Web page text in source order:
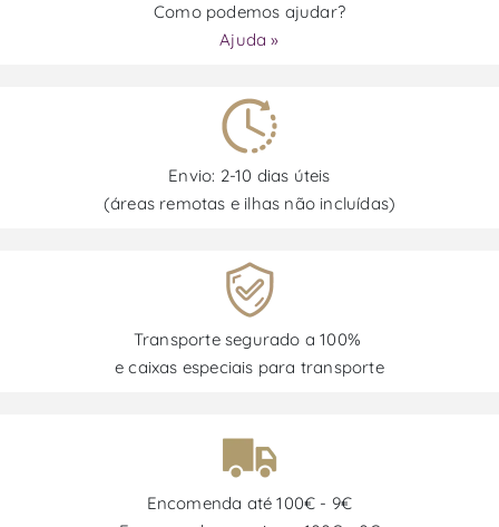
Como podemos ajudar?
Ajuda »
Envio: 2-10 dias úteis
(áreas remotas e ilhas não incluídas)
Transporte segurado a 100%
e caixas especiais para transporte
Encomenda até 100€ - 9€